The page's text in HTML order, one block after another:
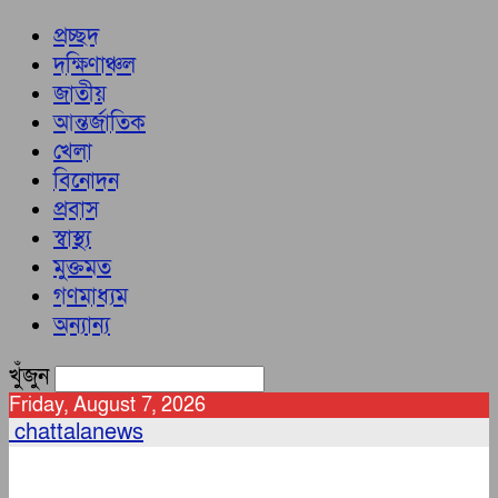
প্রচ্ছদ
দক্ষিণাঞ্চল
জাতীয়
আন্তর্জাতিক
খেলা
বিনোদন
প্রবাস
স্বাস্থ্য
মুক্তমত
গণমাধ্যম
অন্যান্য
খুঁজুন
Friday, August 7, 2026
chattalanews